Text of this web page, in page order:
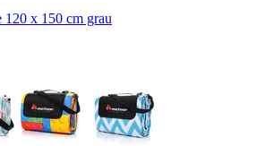
x 150 cm grau